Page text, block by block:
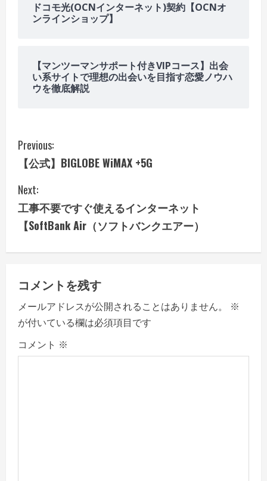
ドコモ光(OCNインターネット)契約【OCNオ
ンラインショップ】
【マンツーマンサポート付きVIPコース】出会
い系サイトで理想の出会いを目指す恋愛ノウハ
ウを徹底解説
C
o
n
i
u
e
R
Previous:
【公式】BIGLOBE WiMAX +5G
Next:
工事不要ですぐ使えるインターネット
【SoftBank Air（ソフトバンクエアー）
コメントを残す
メールアドレスが公開されることはありません。
※
が付いている欄は必須項目です
コメント ※